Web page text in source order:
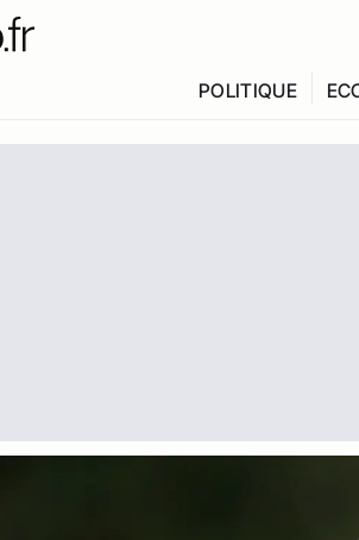
POLITIQUE